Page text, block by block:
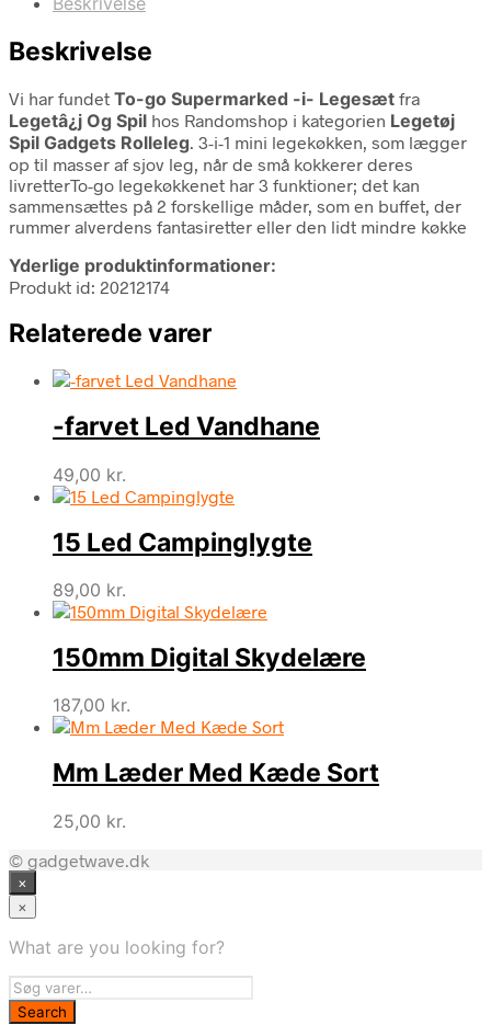
Beskrivelse
Vi har fundet To-go Supermarked -i- Legesæt fra
Legetâ¿j Og Spil hos Randomshop i kategorien Legetøj
Spil Gadgets Rolleleg. 3-i-1 mini legekøkken, som lægger
op til masser af sjov leg, når de små kokkerer deres
livretterTo-go legekøkkenet har 3 funktioner; det kan
sammensættes på 2 forskellige måder, som en buffet, der
rummer alverdens fantasiretter eller den lidt mindre køkke
Yderlige produktinformationer:
Produkt id: 20212174
Relaterede varer
-farvet Led Vandhane
49,00 kr.
15 Led Campinglygte
89,00 kr.
150mm Digital Skydelære
187,00 kr.
Mm Læder Med Kæde Sort
25,00 kr.
© gadgetwave.dk
×
×
What are you looking for?